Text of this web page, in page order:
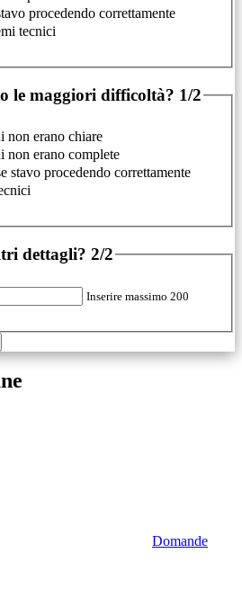
procedendo correttamente
tecnici
le maggiori difficoltà? 1/2
non erano chiare
erano complete
stavo procedendo correttamente
dettagli? 2/2
Inserire massimo 200
Domande